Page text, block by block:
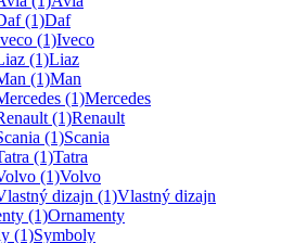
Daf
Iveco
Liaz
Man
Mercedes
Renault
Scania
Tatra
Volvo
Vlastný dizajn
Ornamenty
Symboly